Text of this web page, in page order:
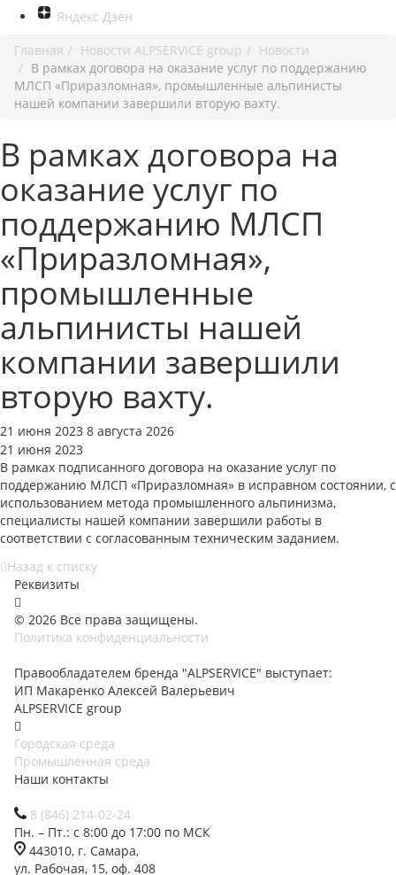
Яндекс Дзен
Главная
Новости ALPSERVICE group
Новости
В рамках договора на оказание услуг по поддержанию
МЛСП «Приразломная», промышленные альпинисты
нашей компании завершили вторую вахту.
В рамках договора на
оказание услуг по
поддержанию МЛСП
«Приразломная»,
промышленные
альпинисты нашей
компании завершили
вторую вахту.
21 июня 2023 8 августа 2026
21 июня 2023
В рамках подписанного договора на оказание услуг по
поддержанию МЛСП «Приразломная» в исправном состоянии, с
использованием метода промышленного альпинизма,
специалисты нашей компании завершили работы в
соответствии с согласованным техническим заданием.
Назад к списку
Реквизиты
© 2026 Все права защищены.
Политика конфиденциальности
Правообладателем бренда "ALPSERVICE" выступает:
ИП Макаренко Алексей Валерьевич
ALPSERVICE group
Городская среда
Промышленная среда
Наши контакты
8 (846) 214-02-24
Пн. – Пт.: с 8:00 до 17:00 по МСК
443010, г. Самара,
ул. Рабочая, 15, оф. 408